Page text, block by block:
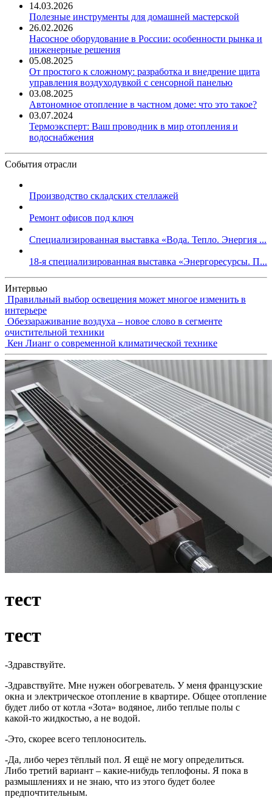
14.03.2026
Полезные инструменты для домашней мастерской
26.02.2026
Насосное оборудование в России: особенности рынка и
инженерные решения
05.08.2025
От простого к сложному: разработка и внедрение щита
управления воздуходувкой с сенсорной панелью
03.08.2025
Автономное отопление в частном доме: что это такое?
03.07.2024
Термоэксперт: Ваш проводник в мир отопления и
водоснабжения
События отрасли
Производство складских стеллажей
Ремонт офисов под ключ
Специализированная выставка «Вода. Тепло. Энергия ...
18-я специализированная выставка «Энергоресурсы. П...
Интервью
Правильный выбор освещения может многое изменить в
интерьере
Обеззараживание воздуха – новое слово в сегменте
очистительной техники
Кен Лианг о современной климатической технике
тест
тест
-Здравствуйте.
-Здравствуйте. Мне нужен обогреватель. У меня французские
окна и электрическое отопление в квартире. Общее отопление
будет либо от котла «Зота» водяное, либо теплые полы с
какой-то жидкостью, а не водой.
-Это, скорее всего теплоноситель.
-Да, либо через тёплый пол. Я ещё не могу определиться.
Либо третий вариант – какие-нибудь теплофоны. Я пока в
размышлениях и не знаю, что из этого будет более
предпочтительным.